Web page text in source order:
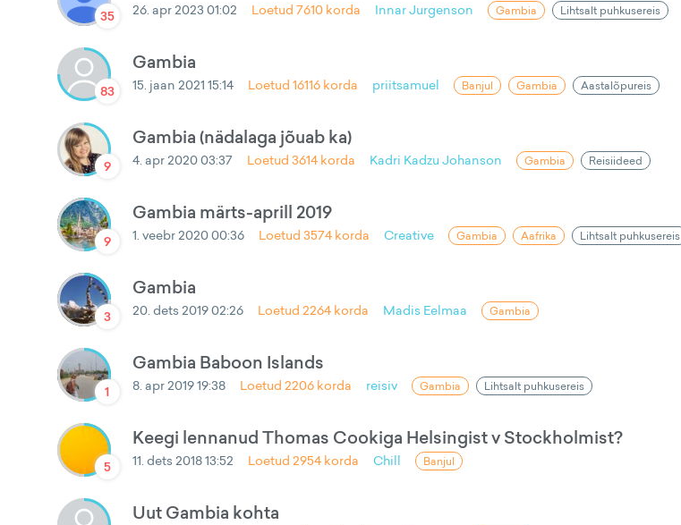
35 26. apr 2023 01:02 Loetud 7610 korda Innar Jurgenson Gambia Lihtsalt puhkusereis
83
Gambia
15. jaan 2021 15:14 Loetud 16116 korda priitsamuel Banjul Gambia Aastalõpureis
9
Gambia (nädalaga jõuab ka)
4. apr 2020 03:37 Loetud 3614 korda Kadri Kadzu Johanson Gambia Reisiideed
9
Gambia märts-aprill 2019
1. veebr 2020 00:36 Loetud 3574 korda Creative Gambia Aafrika Lihtsalt puhkusereis
3
Gambia
20. dets 2019 02:26 Loetud 2264 korda Madis Eelmaa Gambia
1
Gambia Baboon Islands
8. apr 2019 19:38 Loetud 2206 korda reisiv Gambia Lihtsalt puhkusereis
5
Keegi lennanud Thomas Cookiga Helsingist v Stockholmist?
11. dets 2018 13:52 Loetud 2954 korda Chill Banjul
Uut Gambia kohta